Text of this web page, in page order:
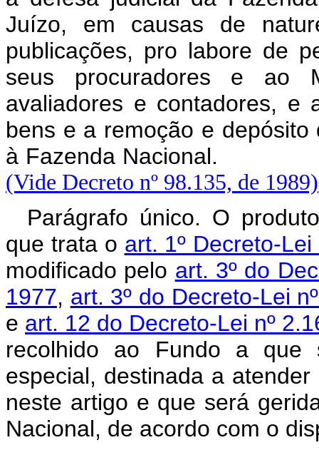
Juízo, em causas de
publicações, pro labore de
seus procuradores e ao
avaliadores e contadores, e
bens e a remoção e
à Fazenda Nacional.
(Vide Decreto nº 98.135, de 1989)
Parágrafo único. O
que trata o art. 1º Decreto-
modificado pelo art. 3º do
1977, art. 3º do Decreto-Lei
e art. 12 do Decreto-Lei nº
recolhido ao Fundo a
especial, destinada a
neste artigo e que será
Nacional, de acordo com o